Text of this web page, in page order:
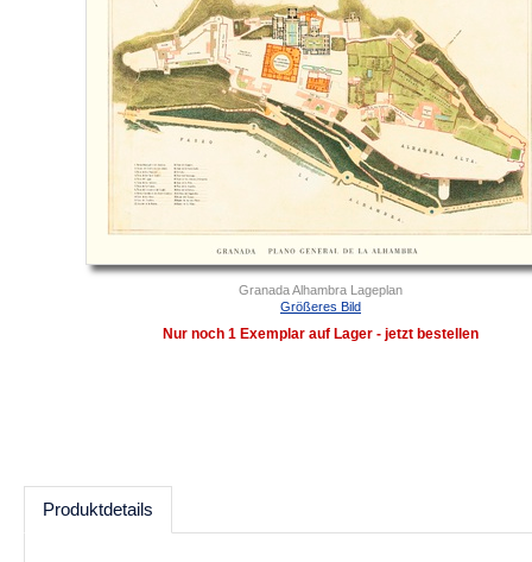
Granada Alhambra Lageplan
Größeres Bild
Nur noch 1 Exemplar auf Lager - jetzt bestellen
Produktdetails